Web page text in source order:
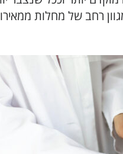
רחב של מחלות